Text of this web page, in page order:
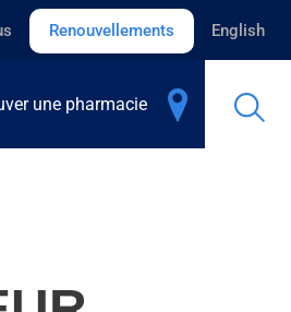
Renouvellements English
une pharmacie